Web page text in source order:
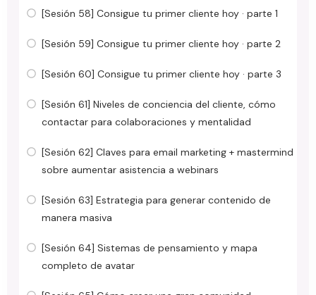
[Sesión 58] Consigue tu primer cliente hoy · parte 1
[Sesión 59] Consigue tu primer cliente hoy · parte 2
[Sesión 60] Consigue tu primer cliente hoy · parte 3
[Sesión 61] Niveles de conciencia del cliente, cómo
contactar para colaboraciones y mentalidad
[Sesión 62] Claves para email marketing + mastermind
sobre aumentar asistencia a webinars
[Sesión 63] Estrategia para generar contenido de
manera masiva
[Sesión 64] Sistemas de pensamiento y mapa
completo de avatar